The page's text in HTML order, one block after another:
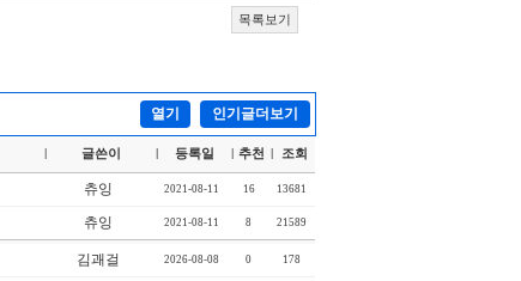
목록보기
열기 인기글더보기
글쓴이 등록일 추천 조회
츄잉 2021-08-11 16 13681
츄잉 2021-08-11 8 21589
김괘걸 2026-08-08 0 178